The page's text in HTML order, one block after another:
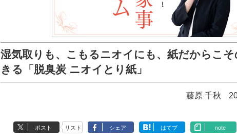
湿気取りも、こもるニオイにも、紙だからこ
きる「脱臭炭 ニオイとり紙」
藤原 千秋
ポスト リスト シェア はてブ note